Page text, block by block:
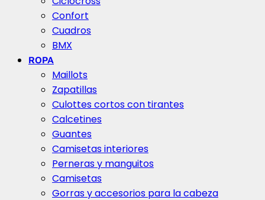
Confort
Cuadros
BMX
ROPA
Maillots
Zapatillas
Culottes cortos con tirantes
Calcetines
Guantes
Camisetas interiores
Perneras y manguitos
Camisetas
Gorras y accesorios para la cabeza